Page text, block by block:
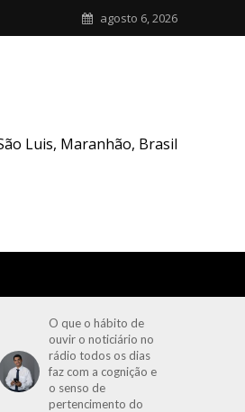
agosto 6, 2026
Luis, Maranhão, Brasil
O que o hábito de
ouvir o noticiário no
rádio todos os dias
faz com a cognição e
o senso de
pertencimento do